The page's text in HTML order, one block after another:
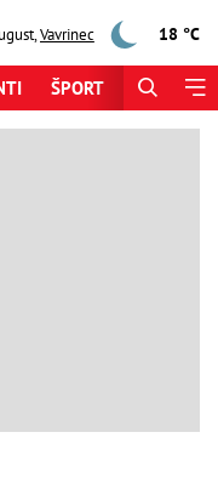
,Vavrinec 18 °C
ŠPORT